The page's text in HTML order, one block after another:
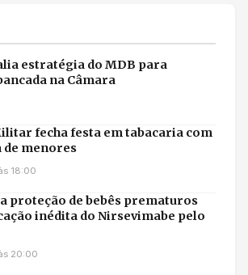
estratégia do MDB para
na Câmara
fecha festa em tabacaria com
de menores
18:00
proteção de bebês prematuros
inédita do Nirsevimabe pelo
20:00